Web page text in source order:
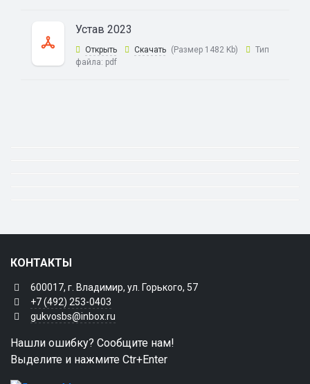
Устав 2023
Открыть Скачать (Размер 1482 Kb)
Тип
файла: pdf
КОНТАКТЫ
600017, г. Владимир, ул. Горького, 57
+7 (492) 253-0403
gukvosbs@inbox.ru
Нашли ошибку? Сообщите нам!
Выделите и нажмите Ctr+Enter